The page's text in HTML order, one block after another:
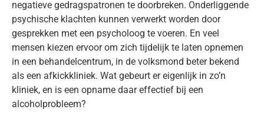
negatieve gedragspatronen te doorbreken. Onderliggende
psychische klachten kunnen verwerkt worden door
gesprekken met een psycholoog te voeren. En veel
mensen kiezen ervoor om zich tijdelijk te laten opnemen
in een behandelcentrum, in de volksmond beter bekend
als een afkickkliniek. Wat gebeurt er eigenlijk in zo’n
kliniek, en is een opname daar effectief bij een
alcoholprobleem?